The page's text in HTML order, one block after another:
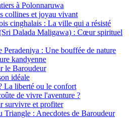
à Polonnaruwa
collines et joyau vivant
cinghalais : La ville qui a résisté
Dalada Maligawa) : Cœur spirituel
Peradeniya : Une bouffée de nature
kandyenne
le Baroudeur
idéale
La liberté ou le confort
de vivre l'aventure ?
survivre et profiter
Triangle : Anecdotes de Baroudeur